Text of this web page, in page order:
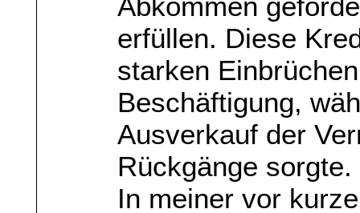
erfüllen. Diese
starken
Beschäftigung,
Ausverkauf der
Rückgänge sorgte.
In meiner vor